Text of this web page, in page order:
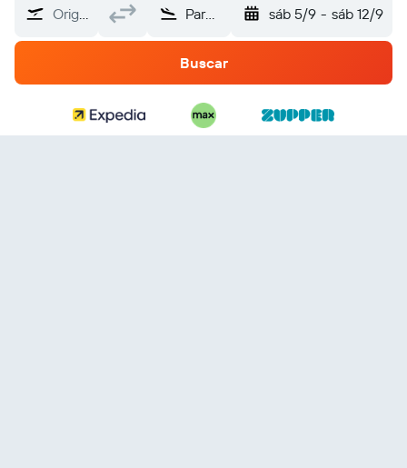
Origem Parque Nacional Yosemite sáb 5/9 - sáb 12/9
Buscar